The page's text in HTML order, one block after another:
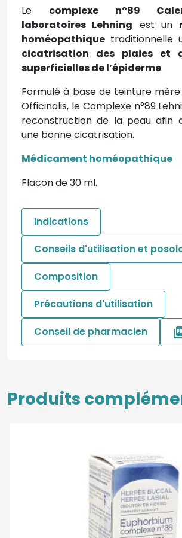
Le complexe n°89
laboratoires Lehning est un
homéopathique traditionnelle
cicatrisation des plaies et
superficielles de l’épiderme.
Formulé à base de teinture
Officinalis, le Complexe n°89
reconstruction de la peau afin
une bonne cicatrisation.
Médicament homéopathique
Flacon de 30 ml.
Indications
Conseils d'utilisation et
Composition
Précautions d'utilisation
Conseil de pharmacien
Produits